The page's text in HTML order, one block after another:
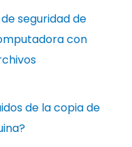
seguridad de
con
de la copia de